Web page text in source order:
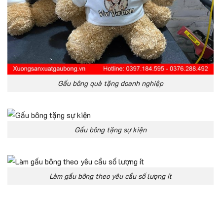
Gấu bông quà tặng doanh nghiệp
Gấu bông tặng sự kiện
Làm gấu bông theo yêu cầu số lượng ít